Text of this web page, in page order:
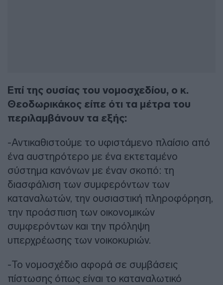
Επί της ουσίας του νομοσχεδίου, ο κ.
Θεοδωρικάκος είπε ότι τα μέτρα του
περιλαμβάνουν τα εξής:
-Αντικαθιστούμε το υφιστάμενο πλαίσιο από
ένα αυστηρότερο με ένα εκτεταμένο
σύστημα κανόνων με έναν σκοπό: τη
διασφάλιση των συμφερόντων των
καταναλωτών, την ουσιαστική πληροφόρηση,
την προάσπιση των οικονομικών
συμφερόντων και την πρόληψη
υπερχρέωσης των νοικοκυριών.
-Το νομοσχέδιο αφορά σε συμβάσεις
πίστωσης όπως είναι το καταναλωτικό